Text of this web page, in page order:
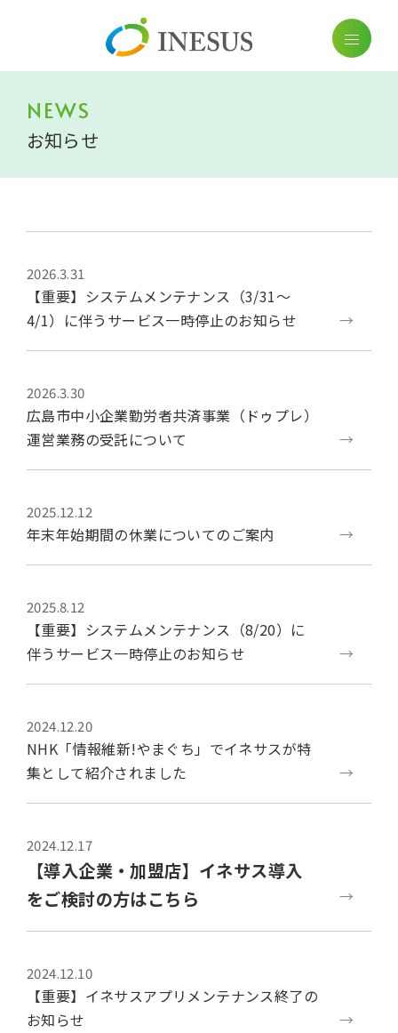
NEWS
お知らせ
2026.3.31
【重要】システムメンテナンス（3/31～
4/1）に伴うサービス一時停止のお知らせ
2026.3.30
広島市中小企業勤労者共済事業（ドゥプレ）
運営業務の受託について
2025.12.12
年末年始期間の休業についてのご案内
2025.8.12
【重要】システムメンテナンス（8/20）に
伴うサービス一時停止のお知らせ
2024.12.20
NHK「情報維新!やまぐち」でイネサスが特
集として紹介されました
2024.12.17
【導入企業・加盟店】イネサス導入
をご検討の方はこちら
2024.12.10
【重要】イネサスアプリメンテナンス終了の
お知らせ